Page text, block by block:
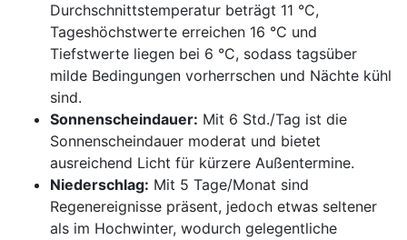
Durchschnittstemperatur beträgt 11 °C,
Tageshöchstwerte erreichen 16 °C und
Tiefstwerte liegen bei 6 °C, sodass tagsüber
milde Bedingungen vorherrschen und Nächte kühl
sind.
Sonnenscheindauer: Mit 6 Std./Tag ist die
Sonnenscheindauer moderat und bietet
ausreichend Licht für kürzere Außentermine.
Niederschlag: Mit 5 Tage/Monat sind
Regenereignisse präsent, jedoch etwas seltener
als im Hochwinter, wodurch gelegentliche